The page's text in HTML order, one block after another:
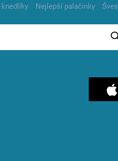
knedlíky Nejlepší palačinky